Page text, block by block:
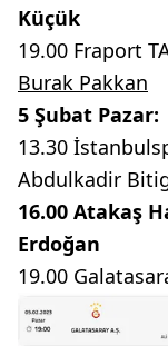
Küçük
19.00 Fraport
Burak Pakkan
5 Şubat Pazar:
13.30
Abdulkadir
16.00 Atakaş
Erdoğan
19.00